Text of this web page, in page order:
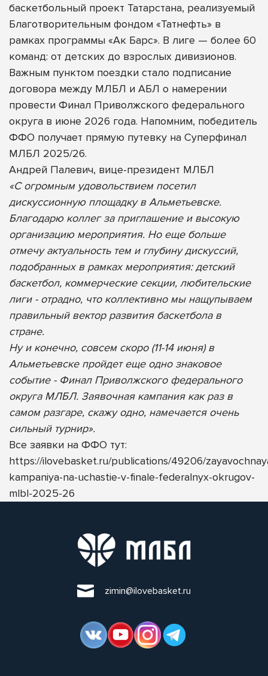
баскетбольный проект Татарстана, реализуемый
Благотворительным фондом «Татнефть» в
рамках программы «Ак Барс». В лиге — более 60
команд: от детских до взрослых дивизионов.
Важным пунктом поездки стало подписание
договора между МЛБЛ и АБЛ о намерении
провести Финал Приволжского федерального
округа в июне 2026 года. Напомним, победитель
ФФО получает прямую путевку на Суперфинал
МЛБЛ 2025/26.
Андрей Палевич, вице-президент МЛБЛ
«С огромным удовольствием посетил
дискуссионную площадку в Альметьевске.
Благодарю коллег за приглашение и высокую
организацию мероприятия. Но еще больше
отмечу актуальность тем и глубину дискуссий,
подобранных в рамках мероприятия: детский
баскетбол, коммерческие секции, любительские
лиги - отрадно, что коллективно мы нащупываем
правильный вектор развития баскетбола в
стране.
Ну и конечно, совсем скоро (11-14 июня) в
Альметьевске пройдет еще одно знаковое
событие - Финал Приволжского федерального
округа МЛБЛ. Заявочная кампания как раз в
самом разгаре, скажу одно, намечается очень
сильный турнир».
Все заявки на ФФО тут:
https://ilovebasket.ru/publications/49206/
kampaniya-na-uchastie-v-finale-federalnyx-okrugov-
mlbl-2025-26
zimin@ilovebasket.ru